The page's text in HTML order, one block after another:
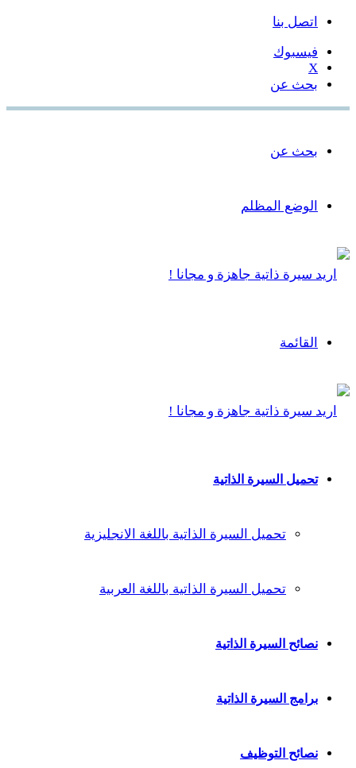
اتصل بنا
فيسبوك
‫X
بحث عن
بحث عن
الوضع المظلم
القائمة
تحميل السيرة الذاتية
تحميل السيرة الذاتية باللغة الانجليزية
تحميل السيرة الذاتية باللغة العربية
نصائح السيرة الذاتية
برامج السيرة الذاتية
نصائح التوظيف